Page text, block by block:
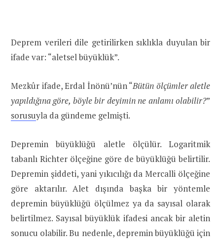
Deprem verileri dile getirilirken sıklıkla duyulan bir
ifade var: “aletsel büyüklük”.
Mezkûr ifade, Erdal İnönü’nün “Bütün ölçümler aletle
yapıldığına göre, böyle bir deyimin ne anlamı olabilir?”
sorusuyla da gündeme gelmişti.
Depremin büyüklüğü aletle ölçülür. Logaritmik
tabanlı Richter ölçeğine göre de büyüklüğü belirtilir.
Depremin şiddeti, yani yıkıcılığı da Mercalli ölçeğine
göre aktarılır. Alet dışında başka bir yöntemle
depremin büyüklüğü ölçülmez ya da sayısal olarak
belirtilmez. Sayısal büyüklük ifadesi ancak bir aletin
sonucu olabilir. Bu nedenle, depremin büyüklüğü için